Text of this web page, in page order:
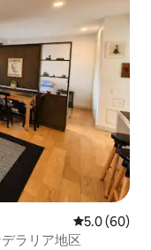
レビュー60
5.0 (60)
ラリア地区